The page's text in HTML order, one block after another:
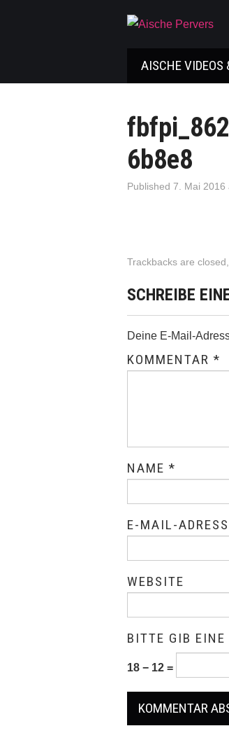
AISCHE VIDEOS
6b8e8
Published 7. Mai 2016
Trackbacks are
SCHREIBE
Deine E-Mail-
KOMMENTAR *
NAME *
E-MAIL-
WEBSITE
BITTE GIB
18 − 12 =